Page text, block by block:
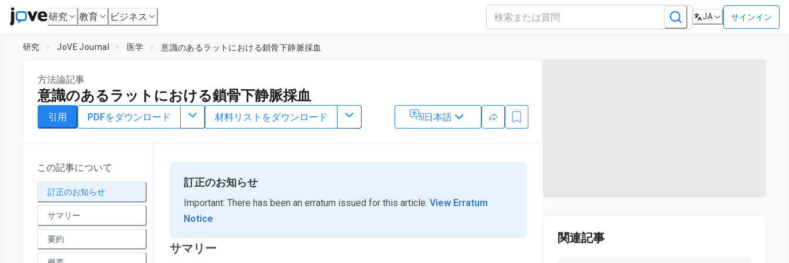
研究 教育 ビジネス JA サインイン
研究 JoVE Journal 医学 意識のあるラットにおける鎖骨下静脈採血
方法論記事
意識のあるラットにおける鎖骨下静脈採血
DOI： 10.3791/66075 ⸱ 2023年11月3日
Xiao-hua Zhang*1,2,3,Shun Peng*4,Zi-xu Pei5,Jing Sun6,Zhi-ping Wang1,2,3
Nephro-Urological Clinical Center, The First Clinical Medical College of Lanzhou University, The Second Clinical Medical
Medical Experimental Center of Lanzhou University
These authors contributed equally
引用 PDFをダウンロード 材料リストをダウンロード 日本語
この記事について
訂正のお知らせ
サマリー
要約
訂正のお知らせ
Important: There has been an erratum issued for this article. View Erratum
Notice
サマリー
関連記事